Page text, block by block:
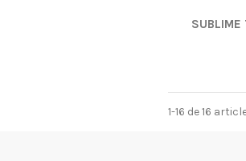
SUBLIME
1-16 de 16